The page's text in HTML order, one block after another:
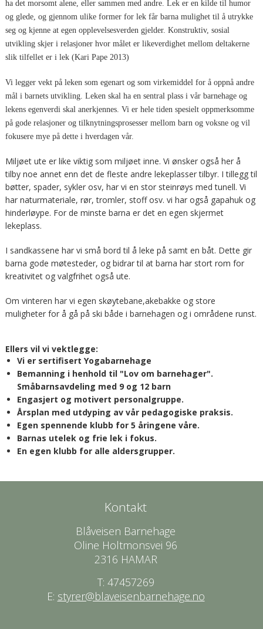
ha det morsomt alene, eller sammen med andre. Lek er en kilde til humor
og glede, og gjennom ulike former for lek får barna mulighet til å utrykke
seg og kjenne at egen opplevelsesverden gjelder. Konstruktiv, sosial
utvikling skjer i relasjoner hvor målet er likeverdighet mellom deltakerne
slik tilfellet er i lek (Kari Pape 2013)
Vi legger vekt på leken som egenart og som virkemiddel for å oppnå andre
mål i barnets utvikling. Leken skal ha en sentral plass i vår barnehage og
lekens egenverdi skal anerkjennes. Vi er hele tiden spesielt oppmerksomme
på gode relasjoner og tilknytningsprosesser mellom barn og voksne og vil
fokusere mye på dette i hverdagen vår.
Miljøet ute er like viktig som miljøet inne. Vi ønsker også her å
tilby noe annet enn det de fleste andre lekeplasser tilbyr. I tillegg til
bøtter, spader, sykler osv, har vi en stor steinrøys med tunell. Vi
har naturmateriale, rør, tromler, stoff osv. vi har også gapahuk og
hinderløype. For de minste barna er det en egen skjermet
lekeplass.
I sandkassene har vi små bord til å leke på samt en båt. Dette gir
barna gode møtesteder, og bidrar til at barna har stort rom for
kreativitet og valgfrihet også ute.
Om vinteren har vi egen skøytebane,akebakke og store
muligheter for å gå på ski både i barnehagen og i områdene runst.
Ellers vil vi vektlegge:
Vi er sertifisert Yogabarnehage
Bemanning i henhold til "Lov om barnehager".
Småbarnsavdeling med 9 og 12 barn
Engasjert og motivert personalgruppe.
Årsplan med utdyping av vår pedagogiske praksis.
Egen spennende klubb for 5 åringene våre.
Barnas utelek og frie lek i fokus.
En egen klubb for alle aldersgrupper.
Kontakt
Blåveisen Barnehage
Oline Holtmonsvei 96
2316 HAMAR
T: 47457269
E: styrer@blaveisenbarnehage.no